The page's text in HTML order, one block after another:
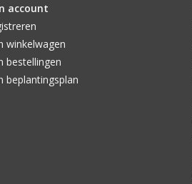
account
winkelwagen
bestellingen
beplantingsplan